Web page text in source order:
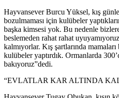
Hayvansever Burcu Yüksel, kış
bozulmaması için kulübeler
başka kimsesi yok. Bu nedenle
beslemeden rahat rahat
kalmıyorlar. Kış şartlarında
kulübeler yaptırdık. Ormanlarda
bakıyoruz”dedi.
“EVLATLAR KAR ALTINDA